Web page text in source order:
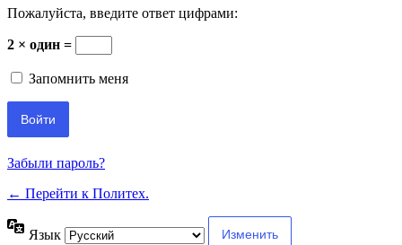
Пожалуйста, введите ответ цифрами:
2 × один =
Запомнить меня
Забыли пароль?
← Перейти к Политех.
Язык